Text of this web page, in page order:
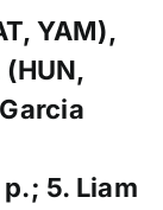
YAM),
5. Liam